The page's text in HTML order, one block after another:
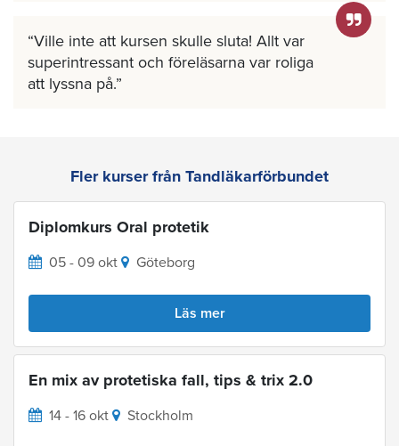
Ville inte att kursen skulle sluta! Allt var
superintressant och föreläsarna var roliga
att lyssna på.
Fler kurser från Tandläkarförbundet
Diplomkurs Oral protetik
05 - 09 okt Göteborg
Läs mer
En mix av protetiska fall, tips & trix 2.0
14 - 16 okt Stockholm